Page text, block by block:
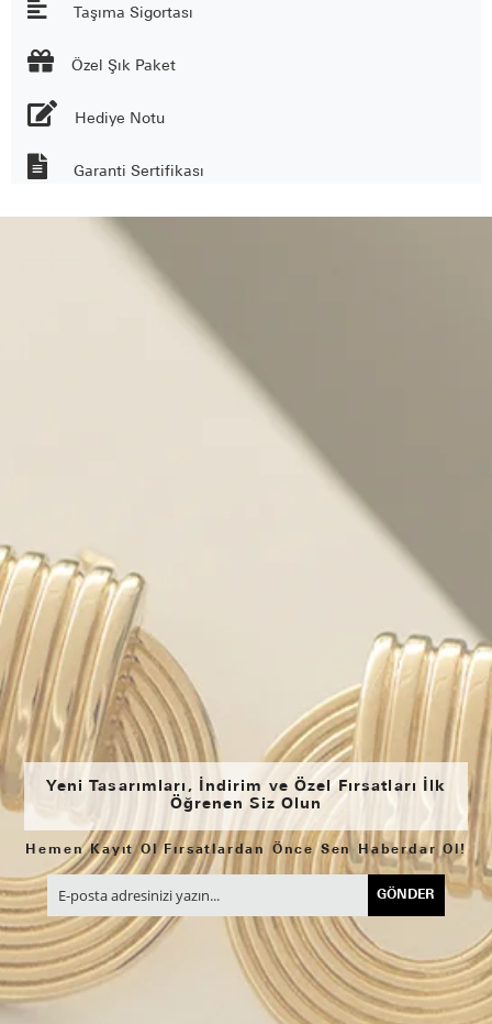
Taşıma Sigortası
 Özel Şık Paket
Hediye Notu
Garanti Sertifikası
Yeni Tasarımları, İndirim ve Özel Fırsatları İlk
Öğrenen Siz Olun
Hemen Kayıt Ol Fırsatlardan Önce Sen Haberdar Ol!
GÖNDER